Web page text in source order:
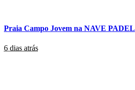
Praia Campo Jovem na NAVE PADEL
6 dias atrás